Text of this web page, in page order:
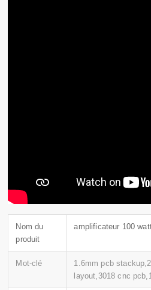
Nom du
produit
amplificateur 100
Mot-clé
1.6mm pcb
layout,3018 cnc